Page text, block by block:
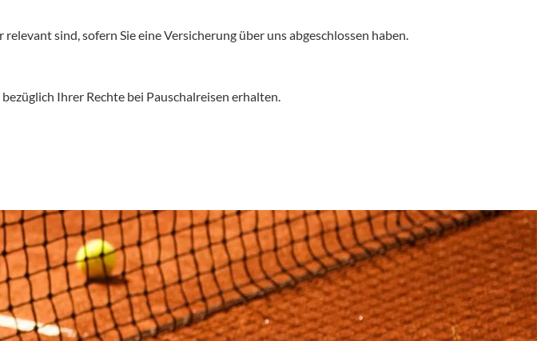
sind, sofern Sie eine Versicherung über uns abgeschlossen haben.
Ihrer Rechte bei Pauschalreisen erhalten.